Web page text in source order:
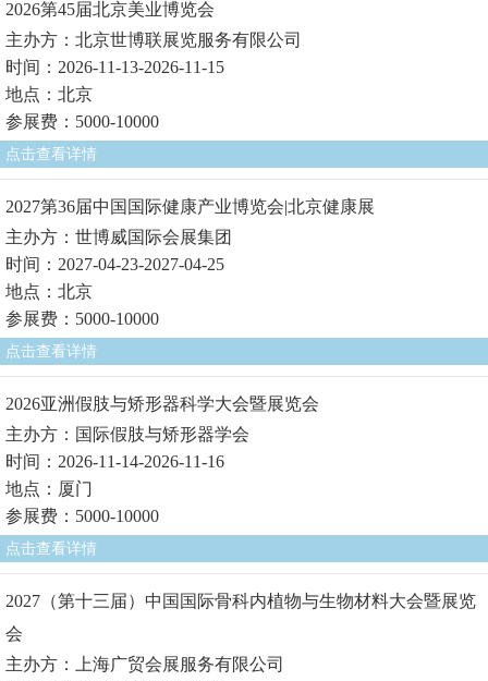
2026第45届北京美业博览会
主办方：北京世博联展览服务有限公司
时间：2026-11-13-2026-11-15
地点：北京
参展费：5000-10000
点击查看详情
2027第36届中国国际健康产业博览会|北京健康展
主办方：世博威国际会展集团
时间：2027-04-23-2027-04-25
地点：北京
参展费：5000-10000
点击查看详情
2026亚洲假肢与矫形器科学大会暨展览会
主办方：国际假肢与矫形器学会
时间：2026-11-14-2026-11-16
地点：厦门
参展费：5000-10000
点击查看详情
2027（第十三届）中国国际骨科内植物与生物材料大会暨展览
会
主办方：上海广贸会展服务有限公司